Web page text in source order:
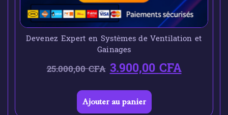
Devenez Expert en Systèmes de Ventilation et
Gainages
25.000,00CFA 3.900,00CFA
Ajouter au panier